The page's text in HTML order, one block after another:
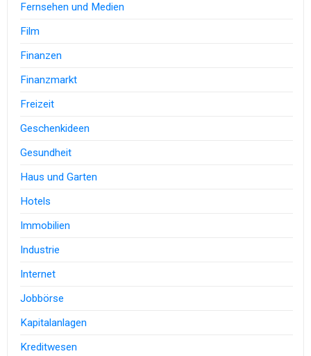
Fernsehen und Medien
Film
Finanzen
Finanzmarkt
Freizeit
Geschenkideen
Gesundheit
Haus und Garten
Hotels
Immobilien
Industrie
Internet
Jobbörse
Kapitalanlagen
Kreditwesen